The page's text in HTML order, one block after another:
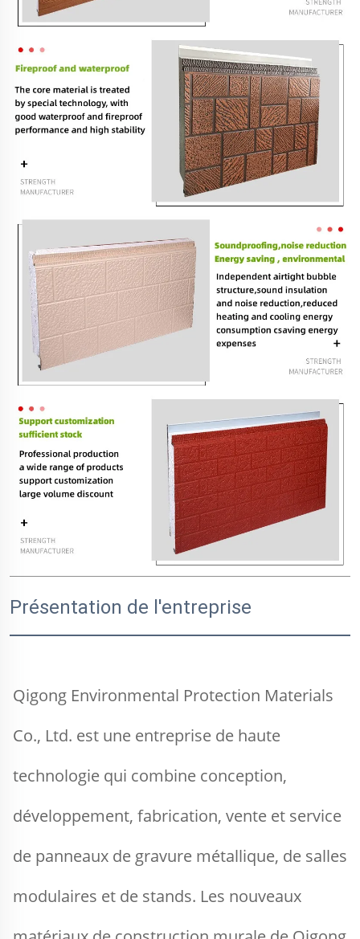
Présentation de l'entreprise
Qigong Environmental Protection Materials
Co., Ltd. est une entreprise de haute
technologie qui combine conception,
développement, fabrication, vente et service
de panneaux de gravure métallique, de salles
modulaires et de stands. Les nouveaux